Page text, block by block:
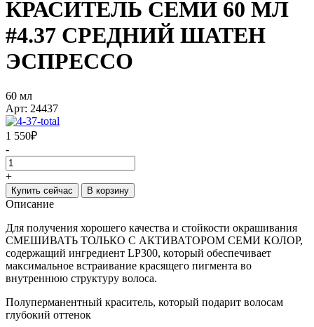
КРАСИТЕЛЬ СЕМИ 60 МЛ
#4.37 СРЕДНИЙ ШАТЕН
ЭСПРЕССО
60 мл
Арт: 24437
1 550₽
-
+
Купить сейчас В корзину
Описание
Для получения хорошего качества и стойкости окрашивания
СМЕШИВАТЬ ТОЛЬКО С АКТИВАТОРОМ СЕМИ КОЛОР,
содержащий ингредиент LP300, который обеспечивает
максимальное встраивание красящего пигмента во
внутреннюю структуру волоса.
Полуперманентный краситель, который подарит волосам
глубокий оттенок